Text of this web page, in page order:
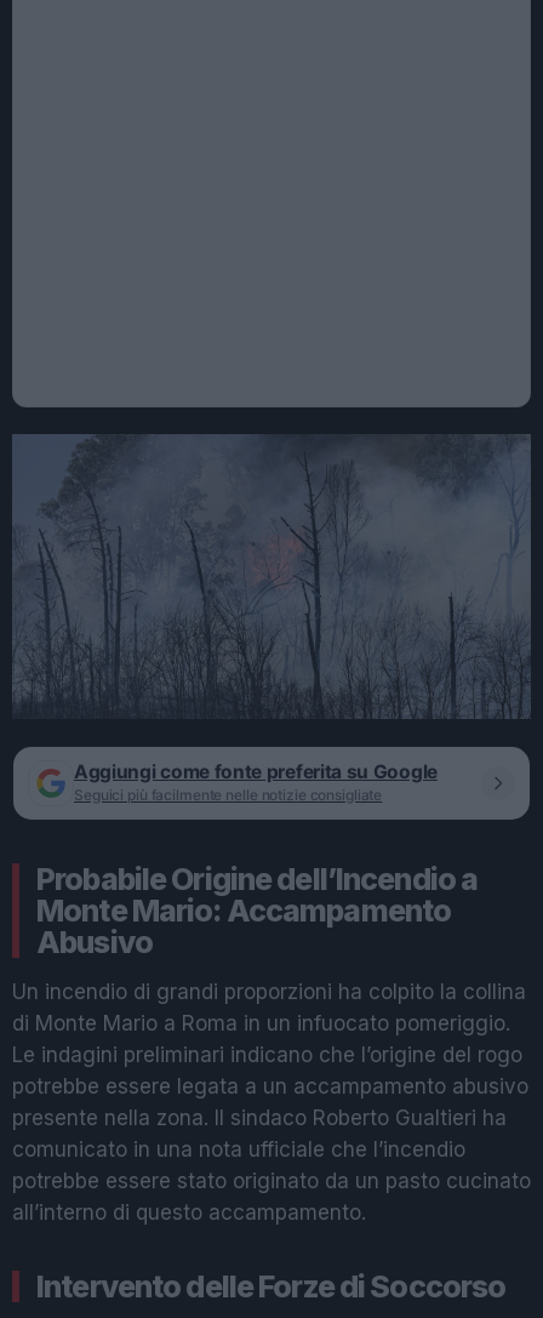
Aggiungi come fonte preferita su Google
Seguici più facilmente nelle notizie consigliate
Probabile Origine dell’Incendio a
Monte Mario: Accampamento
Abusivo
Un incendio di grandi proporzioni ha colpito la collina
di Monte Mario a Roma in un infuocato pomeriggio.
Le indagini preliminari indicano che l’origine del rogo
potrebbe essere legata a un accampamento abusivo
presente nella zona. Il sindaco Roberto Gualtieri ha
comunicato in una nota ufficiale che l’incendio
potrebbe essere stato originato da un pasto cucinato
all’interno di questo accampamento.
Intervento delle Forze di Soccorso